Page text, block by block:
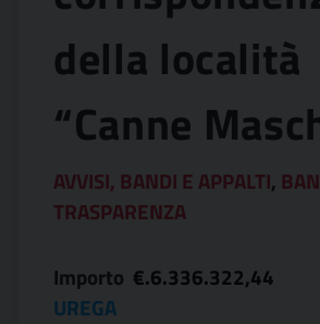
della località
“Canne
AVVISI, BANDI E APPALTI,
TRASPARENZA
Importo €.6.336.322,44
UREGA